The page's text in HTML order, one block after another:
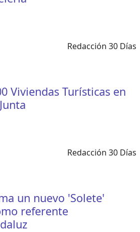
Redacción 30 Días
Viviendas Turísticas en
Redacción 30 Días
un nuevo 'Solete'
referente